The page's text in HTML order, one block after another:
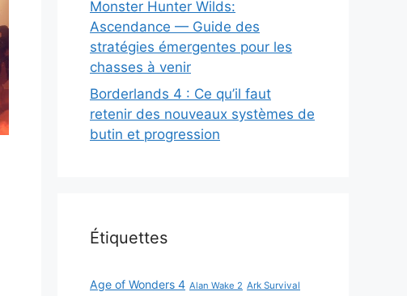
Monster Hunter Wilds:
Ascendance — Guide des
stratégies émergentes pour les
chasses à venir
Borderlands 4 : Ce qu’il faut
retenir des nouveaux systèmes de
butin et progression
Étiquettes
Age of Wonders 4 Alan Wake 2 Ark Survival